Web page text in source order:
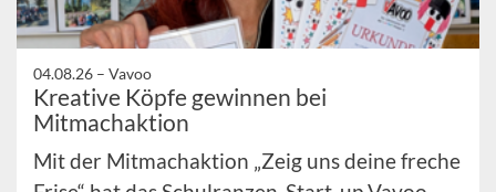
04.08.26 – Vavoo
Kreative Köpfe gewinnen bei
Mitmachaktion
Mit der Mitmachaktion „Zeig uns deine freche